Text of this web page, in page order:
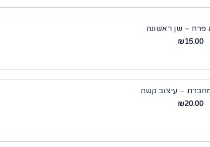
פרח – שן ראשונה
₪15.00
– עיצוב קשת
₪20.00